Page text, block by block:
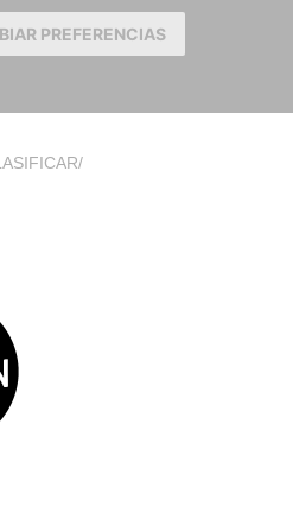
PREFERENCIAS
/